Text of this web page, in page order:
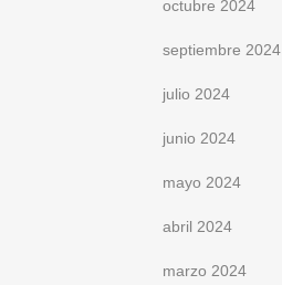
octubre 2024
septiembre 2024
julio 2024
junio 2024
mayo 2024
abril 2024
marzo 2024